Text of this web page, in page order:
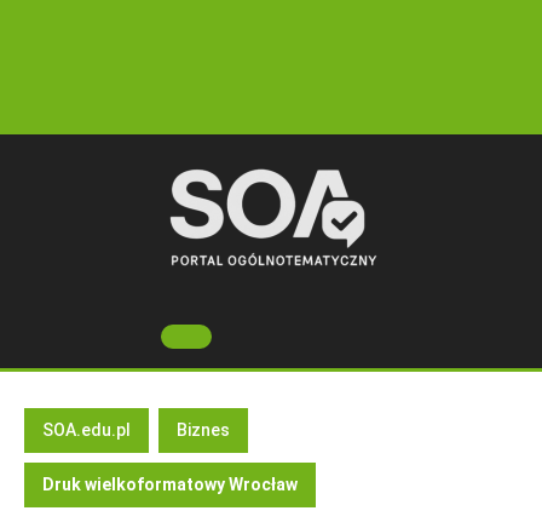
Open
Button
SOA.edu.pl Biznes
Druk wielkoformatowy Wrocław